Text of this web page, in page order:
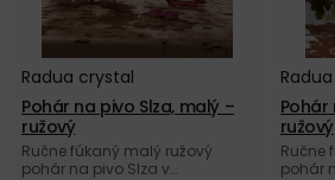
Radua crystal
Pohár na pivo Slza, malý –
ružový
Ručne fúkaný malý ružový
pohár na pivo Slza v
Pohár
ružový
Ručne
pohár